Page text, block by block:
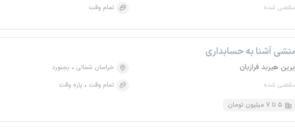
شده
تمام وقت
آشنا به حسابداری
هیربد فرازبان
شده
خراسان شمالی
بجنورد
تمام وقت
پاره وقت
۵ تا ۷ میلیون تومان